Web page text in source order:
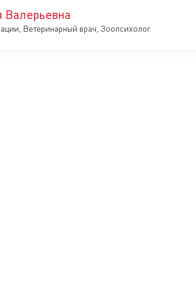
Валерьевна
Ветеринарный врач, Зоопсихолог.